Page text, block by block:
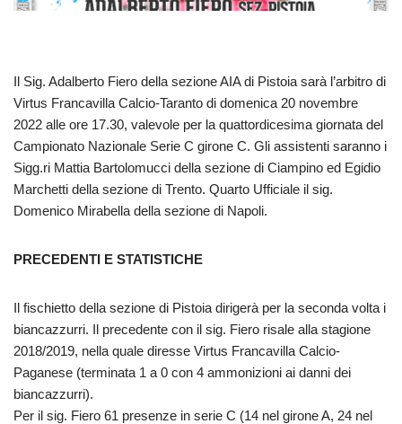
Il Sig. Adalberto Fiero della sezione AIA di Pistoia sarà l’arbitro di
Virtus Francavilla Calcio-Taranto di domenica 20 novembre
2022 alle ore 17.30, valevole per la quattordicesima giornata del
Campionato Nazionale Serie C girone C. Gli assistenti saranno i
Sigg.ri Mattia Bartolomucci della sezione di Ciampino ed Egidio
Marchetti della sezione di Trento. Quarto Ufficiale il sig.
Domenico Mirabella della sezione di Napoli.
PRECEDENTI E STATISTICHE
Il fischietto della sezione di Pistoia dirigerà per la seconda volta i
biancazzurri. Il precedente con il sig. Fiero risale alla stagione
2018/2019, nella quale diresse Virtus Francavilla Calcio-
Paganese (terminata 1 a 0 con 4 ammonizioni ai danni dei
biancazzurri).
Per il sig. Fiero 61 presenze in serie C (14 nel girone A, 24 nel